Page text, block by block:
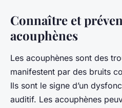
Connaître et
acouphènes
Les acouphènes sont des
manifestent par des bruits
Ils sont le signe d’un
auditif. Les acouphènes